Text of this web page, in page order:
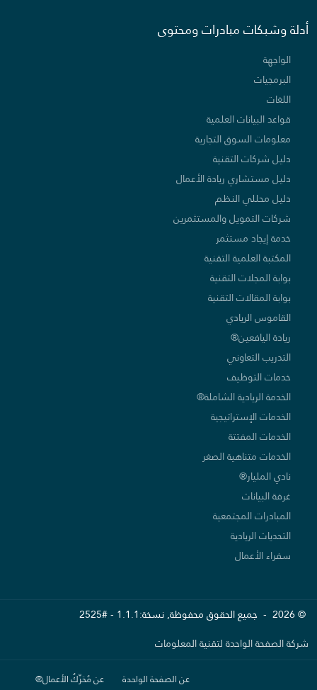
أدلة وشبكات مبادرات ومحتوى
الواجهة
البرمجيات
اللغات
قواعد البيانات العلمية
معلومات السوق التجارية
دليل شركات التقنية
دليل مستشاري ريادة الأعمال
دليل محللي النظم
شركات التمويل والمستثمرين
خدمة إيجاد مستثمر
المكتبة العلمية التقنية
بوابة المجلات التقنية
بوابة المقالات التقنية
القاموس الريادي
ريادة اليافعين®
التدريب التعاوني
خدمات التوظيف
الخدمة الريادية الشاملة®
الخدمات الإستراتيجية
الخدمات المفتتة
الخدمات متناهية الصغر
نادي المليار®
غرفة البيانات
المبادرات المجتمعية
التحديات الريادية
سفراء الأعمال
© 2026 - جميع الحقوق محفوظة, نسخة:1.1.1 - #2525
شركة الصفحة الواحدة لتقنية المعلومات
عن الصفحة الواحدة عن مُحَرِّكُ الأعمال®